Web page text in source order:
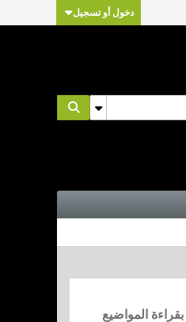
دخول أو تسجيل
المواضيع